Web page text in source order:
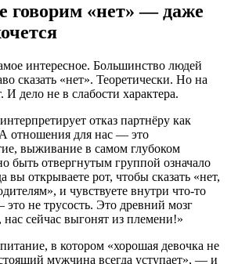
говорим «нет» — даже
интересное. Большинство людей
сказать «нет». Теоретически. Но на
дело не в слабости характера.
отказ партнёру как
отношения для нас — это
выживание в самом глубоком
быть отвергнутым группой означало
вы открываете рот, чтобы сказать «нет,
и чувствуете внутри что-то
не трусость. Это древний мозг
сейчас выгонят из племени!»
в котором «хорошая девочка не
мужчина всегда уступает», — и